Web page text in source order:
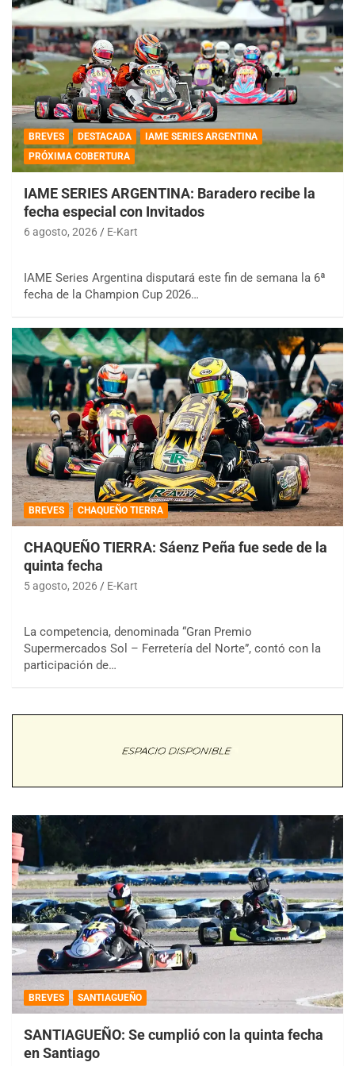
BREVES DESTACADA
IAME SERIES ARGENTINA
PRÓXIMA COBERTURA
IAME SERIES ARGENTINA: Baradero recibe la
fecha especial con Invitados
6 agosto, 2026 E-Kart
IAME Series Argentina disputará este fin de semana la 6ª
fecha de la Champion Cup 2026…
BREVES CHAQUEÑO TIERRA
CHAQUEÑO TIERRA: Sáenz Peña fue sede de la
quinta fecha
5 agosto, 2026 E-Kart
La competencia, denominada “Gran Premio
Supermercados Sol – Ferretería del Norte”, contó con la
participación de…
BREVES SANTIAGUEÑO
SANTIAGUEÑO: Se cumplió con la quinta fecha
en Santiago